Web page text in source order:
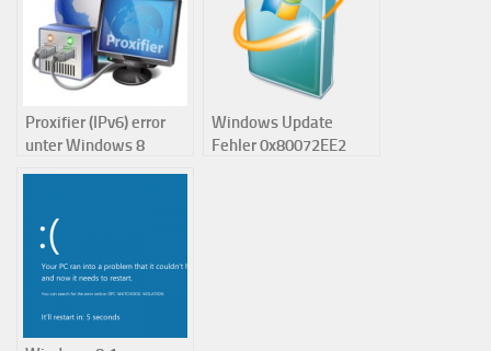
Proxifier (IPv6) error
unter Windows 8
Windows Update
Fehler 0x80072EE2